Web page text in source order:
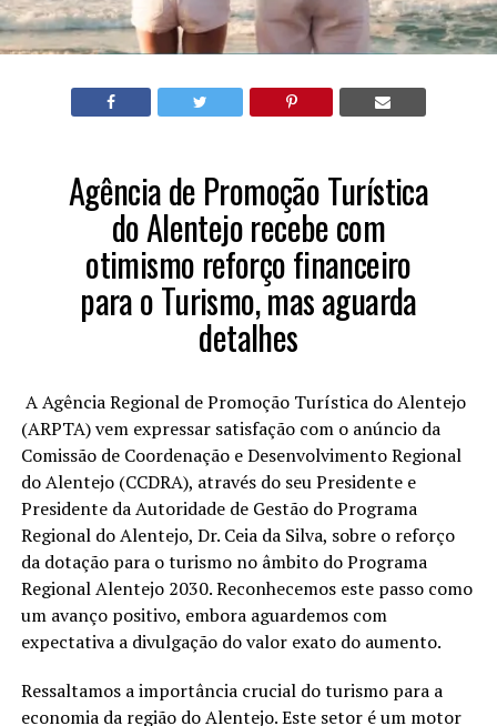
Agência de Promoção Turística
do Alentejo recebe com
otimismo reforço financeiro
para o Turismo, mas aguarda
detalhes
A Agência Regional de Promoção Turística do Alentejo
(ARPTA) vem expressar satisfação com o anúncio da
Comissão de Coordenação e Desenvolvimento Regional
do Alentejo (CCDRA), através do seu Presidente e
Presidente da Autoridade de Gestão do Programa
Regional do Alentejo, Dr. Ceia da Silva, sobre o reforço
da dotação para o turismo no âmbito do Programa
Regional Alentejo 2030. Reconhecemos este passo como
um avanço positivo, embora aguardemos com
expectativa a divulgação do valor exato do aumento.
Ressaltamos a importância crucial do turismo para a
economia da região do Alentejo. Este setor é um motor